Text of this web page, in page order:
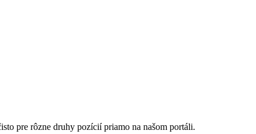
pre rôzne druhy pozícií priamo na našom portáli.